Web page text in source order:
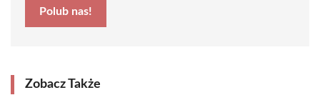
Polub nas!
Zobacz Także